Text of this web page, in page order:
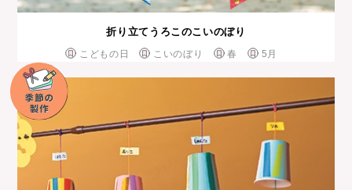
折り立てうろこのこいのぼり
こどもの日 こいのぼり 春 5月